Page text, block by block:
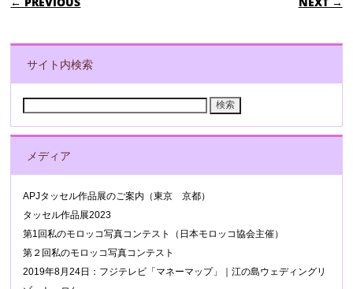
サイト内検索
メディア
APJタッセル作品展のご案内（東京 京都）
タッセル作品展2023
第1回私のモロッコ写真コンテスト（日本モロッコ協会主催）
第２回私のモロッコ写真コンテスト
2019年8月24日：フジテレビ「マネーマップ」｜江の島ウェディングリ